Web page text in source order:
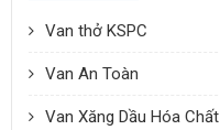
Van thở KSPC
Van An Toàn
Van Xăng Dầu Hóa Chất